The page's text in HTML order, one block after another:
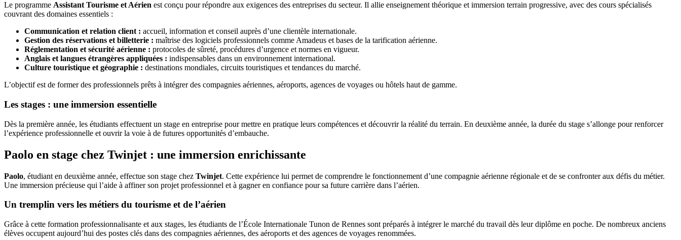
Le programme Assistant Tourisme et Aérien est conçu pour répondre aux exigences des entreprises du secteur. Il allie enseignement théorique et immersion terrain progressive, avec des cours spécialisés
couvrant des domaines essentiels :
Communication et relation client : accueil, information et conseil auprès d’une clientèle internationale.
Gestion des réservations et billetterie : maîtrise des logiciels professionnels comme Amadeus et bases de la tarification aérienne.
Réglementation et sécurité aérienne : protocoles de sûreté, procédures d’urgence et normes en vigueur.
Anglais et langues étrangères appliquées : indispensables dans un environnement international.
Culture touristique et géographie : destinations mondiales, circuits touristiques et tendances du marché.
L’objectif est de former des professionnels prêts à intégrer des compagnies aériennes, aéroports, agences de voyages ou hôtels haut de gamme.
Les stages : une immersion essentielle
Dès la première année, les étudiants effectuent un stage en entreprise pour mettre en pratique leurs compétences et découvrir la réalité du terrain. En deuxième année, la durée du stage s’allonge pour renforcer
l’expérience professionnelle et ouvrir la voie à de futures opportunités d’embauche.
Paolo en stage chez Twinjet : une immersion enrichissante
Paolo, étudiant en deuxième année, effectue son stage chez Twinjet. Cette expérience lui permet de comprendre le fonctionnement d’une compagnie aérienne régionale et de se confronter aux défis du métier.
Une immersion précieuse qui l’aide à affiner son projet professionnel et à gagner en confiance pour sa future carrière dans l’aérien.
Un tremplin vers les métiers du tourisme et de l’aérien
Grâce à cette formation professionnalisante et aux stages, les étudiants de l’École Internationale Tunon de Rennes sont préparés à intégrer le marché du travail dès leur diplôme en poche. De nombreux anciens
élèves occupent aujourd’hui des postes clés dans des compagnies aériennes, des aéroports et des agences de voyages renommées.